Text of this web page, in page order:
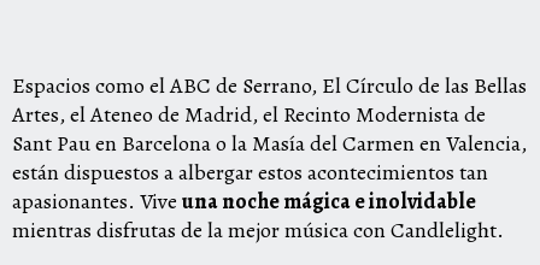
Espacios como el ABC de Serrano, El Círculo de las Bellas
Artes, el Ateneo de Madrid, el Recinto Modernista de
Sant Pau en Barcelona o la Masía del Carmen en Valencia,
están dispuestos a albergar estos acontecimientos tan
apasionantes. Vive una noche mágica e inolvidable
mientras disfrutas de la mejor música con Candlelight.